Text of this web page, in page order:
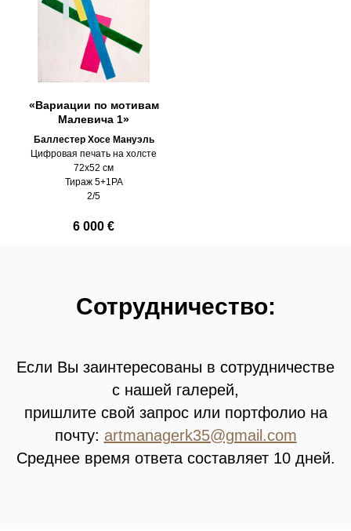
«Вариации по мотивам
Малевича 1»
Баллестер Хосе Мануэль
Цифровая печать на холсте
72х52 см
Тираж 5+1PA
2/5
6 000 €
Сотрудничество:
Если Вы заинтересованы в сотрудничестве
с нашей галерей,
пришлите свой запрос или портфолио на
почту: artmanagerk35@gmail.com
Среднее время ответа составляет 10 дней.